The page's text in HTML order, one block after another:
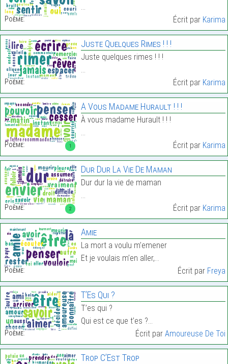
Poème:
…
Écrit par Karima
Poème:
Juste Quelques Rimes ! ! !
Juste quelques rimes ! ! !
…
Écrit par Karima
1
Poème:
À Vous Madame Hurault ! ! !
À vous madame Hurault ! ! !
…
Écrit par Karima
2
Poème:
Dur Dur La Vie De Maman
Dur dur la vie de maman
…
Écrit par Karima
Poème:
Amie
La mort a voulu m’emener
Et je voulais m’en aller,…
Écrit par Freya
Poème:
T’Es Qui ?
T’es qui ?
Qui est ce que t’es ?…
Écrit par Amoureuse De Toi
Trop C’Est Trop